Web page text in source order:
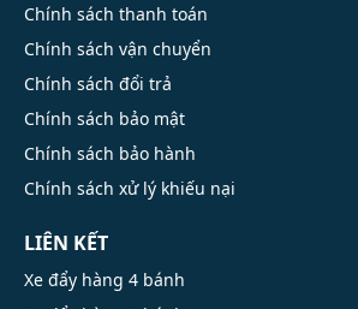
Chính sách thanh toán
Chính sách vận chuyển
Chính sách đổi trả
Chính sách bảo mật
Chính sách bảo hành
Chính sách xử lý khiếu nại
LIÊN KẾT
Xe đẩy hàng 4 bánh